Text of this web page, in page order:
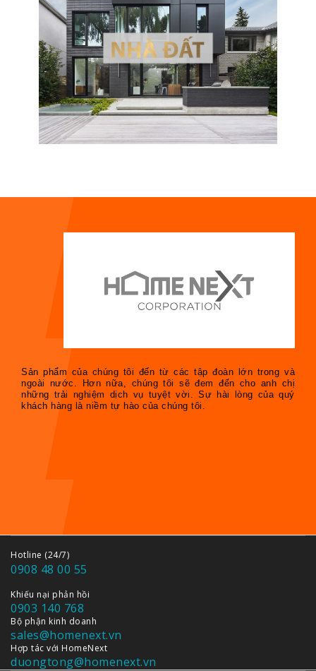
Sản phẩm của chúng tôi đến từ các tập đoàn lớn trong và
ngoài nước. Hơn nữa, chúng tôi sẽ đem đến cho anh chị
những trải nghiệm dịch vụ tuyệt vời. Sự hài lòng của quý
khách hàng là niềm tự hào của chúng tôi.
Hotline (24/7)
0908 48 00 55
Khiếu nại phản hồi
0903 140 768
Bộ phận kinh doanh
sales@homenext.vn
Hợp tác với HomeNext
duongtong@homenext.vn